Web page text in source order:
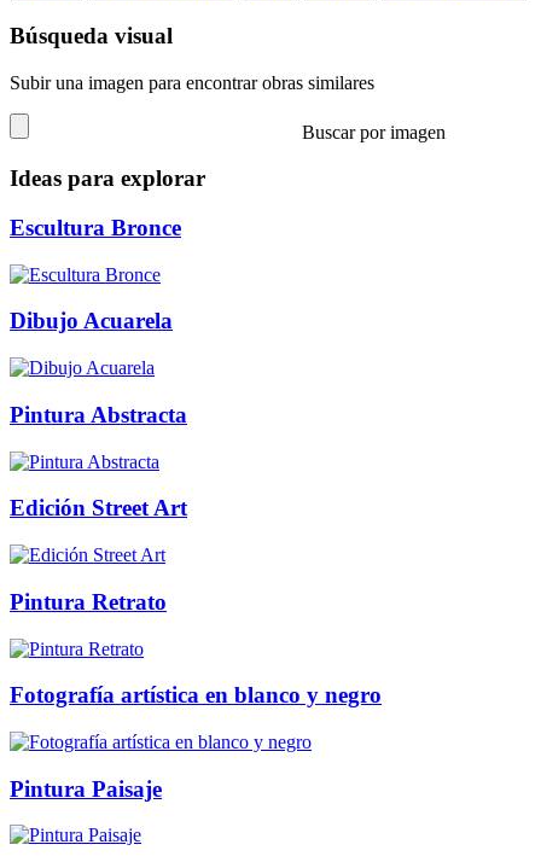
Búsqueda visual
Subir una imagen para encontrar obras similares
Buscar por imagen
Ideas para explorar
Escultura Bronce
Dibujo Acuarela
Pintura Abstracta
Edición Street Art
Pintura Retrato
Fotografía artística en blanco y negro
Pintura Paisaje